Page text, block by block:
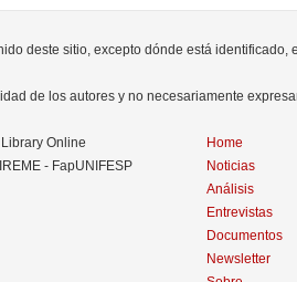
deste sitio, excepto dónde está identificado,
de los autores y no necesariamente
Online
- FapUNIFESP
Home
Noticias
Análisis
Entrevistas
Documentos
Newsletter